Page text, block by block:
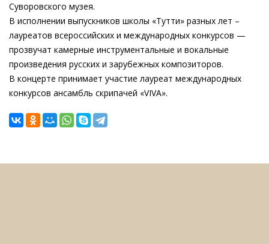
Суворовского музея.
В исполнении выпускников школы «Тутти» разных лет –
лауреатов всероссийских и международных конкурсов —
прозвучат камерные инструментальные и вокальные
произведения русских и зарубежных композиторов.
В концерте принимает участие лауреат международных
конкурсов ансамбль скрипачей «VIVA».